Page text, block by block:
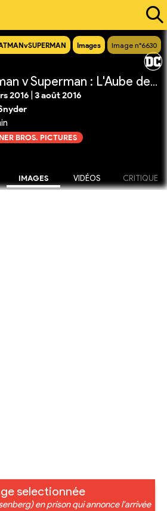
Images Image n°6630
Batman v Superman : L'Aube de la Justice
2016 3 août 2016
BROS. PICTURES
IMAGES VIDÉOS CRITIQUE
selectionnée
en prison qui annonce l'arrivée